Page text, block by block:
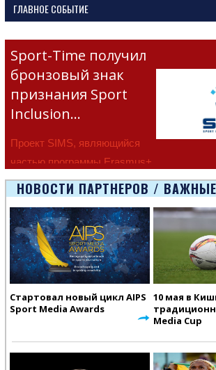
ГЛАВНОЕ СОБЫТИЕ
Sport-Time получил
бронзовый знак
признания Sport
Inclusion…
Проект SIMS, являющийся
частью программы Erasmus+
Европейско
НОВОСТИ ПАРТНЕРОВ /
Стартовал новый цикл AIPS
Sport Media Awards
10 мая в
Media Cup